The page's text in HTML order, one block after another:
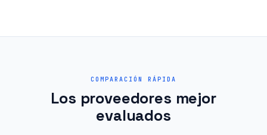
COMPARACIÓN RÁPIDA
Los proveedores mejor
evaluados